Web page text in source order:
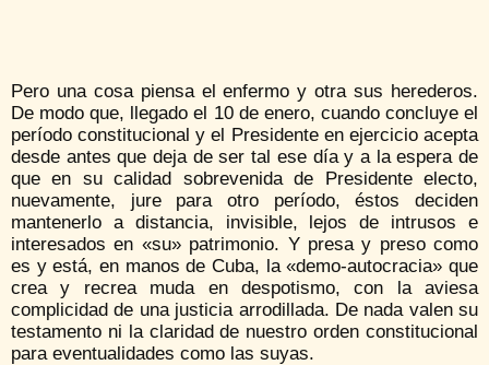
Pero una cosa piensa el enfermo y otra sus herederos.
De modo que, llegado el 10 de enero, cuando concluye el
período constitucional y el Presidente en ejercicio acepta
desde antes que deja de ser tal ese día y a la espera de
que en su calidad sobrevenida de Presidente electo,
nuevamente, jure para otro período, éstos deciden
mantenerlo a distancia, invisible, lejos de intrusos e
interesados en «su» patrimonio. Y presa y preso como
es y está, en manos de Cuba, la «demo-autocracia» que
crea y recrea muda en despotismo, con la aviesa
complicidad de una justicia arrodillada. De nada valen su
testamento ni la claridad de nuestro orden constitucional
para eventualidades como las suyas.